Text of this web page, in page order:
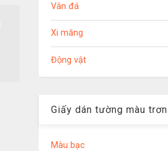
Vân đá
Xi măng
Động vật
Giấy dán tường màu trơn
Màu bạc